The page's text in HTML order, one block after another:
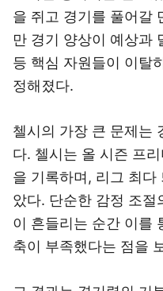
을 쥐고 경기를 풀어갈
만 경기 양상이 예상과
등 핵심 자원들이 이탈
정해졌다.
첼시의 가장 큰 문제는
다. 첼시는 올 시즌 프
을 기록하며, 리그 최
았다. 단순한 감정 조절
이 흔들리는 순간 이를
축이 부족했다는 점을